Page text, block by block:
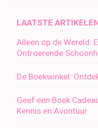
LAATSTE
Alleen op de Wereld:
Ontroerende
De Boekwinkel:
Geef een Boek
Kennis en Avontuur